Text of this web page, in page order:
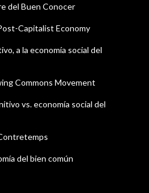
del Buen Conocer
Capitalist Economy
a la economía social del
Commons Movement
vs. economía social del
del bien común